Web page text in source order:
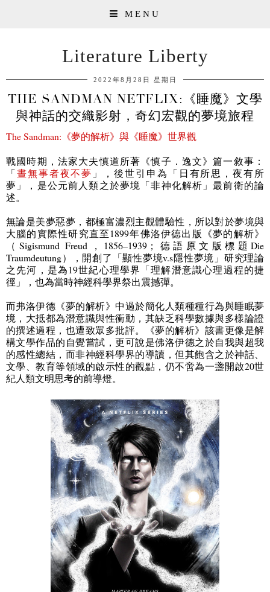
MENU
Literature Liberty
2022年8月28日 星期日
THE SANDMAN NETFLIX:《睡魔》文學
與神話的交織影射，奇幻宏觀的夢境旅程
The Sandman: 《夢的解析》與《睡魔》世界觀
戰國時期，法家大夫慎道所著《慎子．逸文》篇一敘事：
「晝無事者夜不夢 」，後世引申為「日有所思，夜有所
夢」，是公元前人類之於夢境「非神化解析」最前衛的論
述。
無論是美夢惡夢，都極富濃烈主觀體驗性，所以對於夢境與
大腦的實際性研究直至1899年佛洛伊德出版《夢的解析》
（ Sigismund Freud ， 1856–1939 ；德語原文版標題 Die
Traumdeutung），開創了「顯性夢境v.s隱性夢境」研究理論
之先河，是為19世紀心理學界「理解潛意識心理過程的捷
徑」，也為當時神經科學界祭出震撼彈。
而弗洛伊德《夢的解析》中過於簡化人類種種行為與睡眠夢
境，大抵都為潛意識與性衝動，其缺乏科學數據與多樣論證
的撰述過程，也遭致眾多批評。《夢的解析》該書更像是解
構文學作品的自覺嘗試，更可說是佛洛伊德之於自我與超我
的感性總結，而非神經科學界的導讀，但其飽含之於神話、
文學、教育等領域的啟示性的觀點，仍不啻為一盞開啟20世
紀人類文明思考的前導燈。